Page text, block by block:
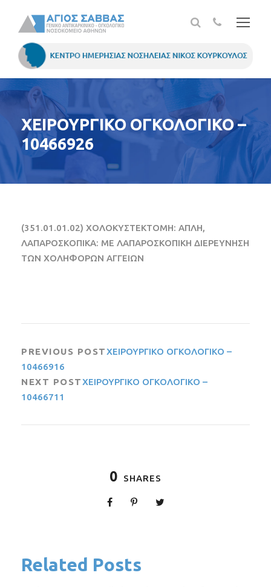
ΧΕΙΡΟΥΡΓΙΚΟ ΟΓΚΟΛΟΓΙΚΟ –
10466926
(351.01.01.02) ΧΟΛΟΚΥΣΤΕΚΤΟΜΗ: ΑΠΛΗ,
ΛΑΠΑΡΟΣΚΟΠΙΚΑ: ΜΕ ΛΑΠΑΡΟΣΚΟΠΙΚΗ ΔΙΕΡΕΥΝΗΣΗ
ΤΩΝ ΧΟΛΗΦΟΡΩΝ ΑΓΓΕΙΩΝ
PREVIOUS POSTΧΕΙΡΟΥΡΓΙΚΟ ΟΓΚΟΛΟΓΙΚΟ –
10466916
NEXT POSTΧΕΙΡΟΥΡΓΙΚΟ ΟΓΚΟΛΟΓΙΚΟ –
10466711
0 SHARES
Related Posts